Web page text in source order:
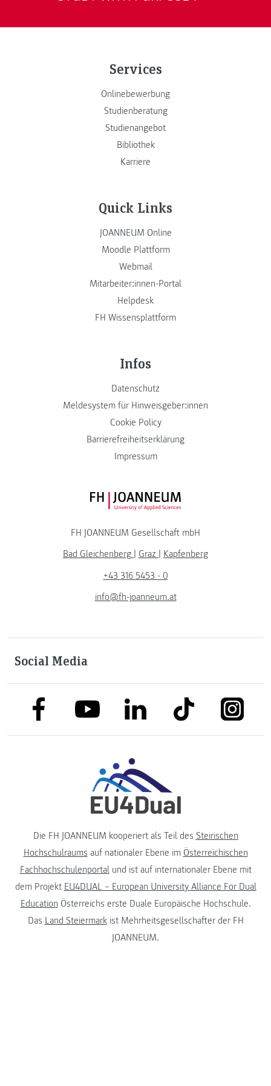
Services
Onlinebewerbung
Studienberatung
Studienangebot
Bibliothek
Karriere
Quick Links
JOANNEUM Online
Moodle Plattform
Webmail
Mitarbeiter:innen-Portal
Helpdesk
FH Wissensplattform
Infos
Datenschutz
Meldesystem für Hinweisgeber:innen
Cookie Policy
Barrierefreiheitserklärung
Impressum
FH JOANNEUM Logo
FH JOANNEUM Gesellschaft mbH
Bad Gleichenberg
Graz
Kapfenberg
+43 316 5453 - 0
info@fh-joanneum.at
Social Media
link to facebooklink to youtubelink to linkedinlink to tiktok
Die FH JOANNEUM kooperiert als Teil des Steirischen
Hochschulraums auf nationaler Ebene im Österreichischen
Fachhochschulenportalund ist auf internationaler Ebene mit
dem Projekt EU4DUAL – European University Alliance For Dual
Education Österreichs erste Duale Europäische Hochschule.
Das Land Steiermarkist Mehrheitsgesellschafter der FH
JOANNEUM.